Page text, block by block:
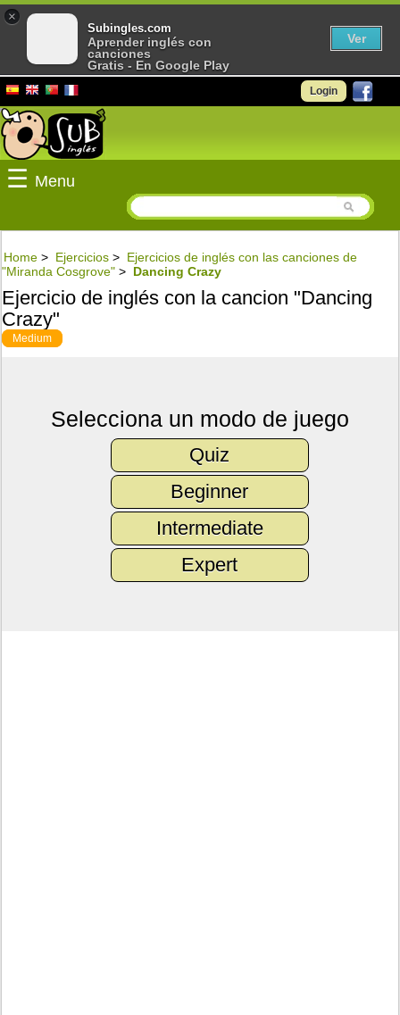
Login
☰ Menu
Home > Ejercicios > Ejercicios de inglés con las canciones de
"Miranda Cosgrove" > Dancing Crazy
Ejercicio de inglés con la cancion "Dancing
Crazy"
Medium
Selecciona un modo de juego
Quiz
Beginner
Intermediate
Expert
×
Subingles.com
Aprender inglés con
canciones
Gratis - En Google Play
Ver